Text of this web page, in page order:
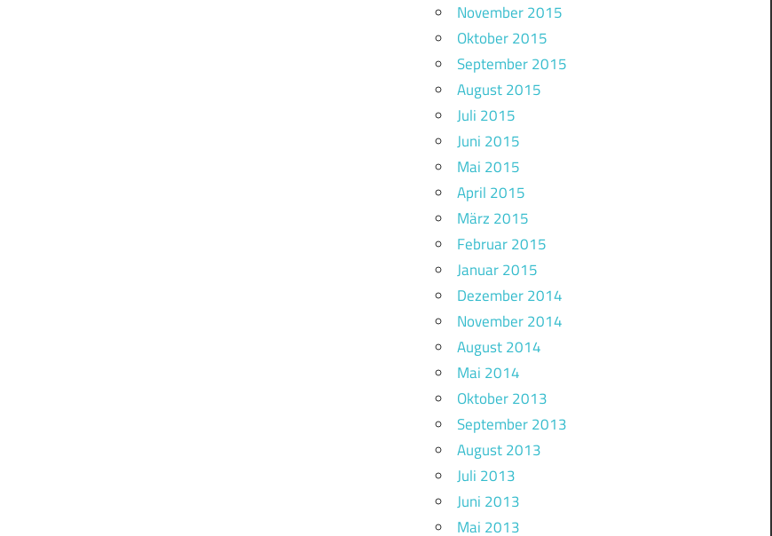
November 2015
Oktober 2015
September 2015
August 2015
Juli 2015
Juni 2015
Mai 2015
April 2015
März 2015
Februar 2015
Januar 2015
Dezember 2014
November 2014
August 2014
Mai 2014
Oktober 2013
September 2013
August 2013
Juli 2013
Juni 2013
Mai 2013